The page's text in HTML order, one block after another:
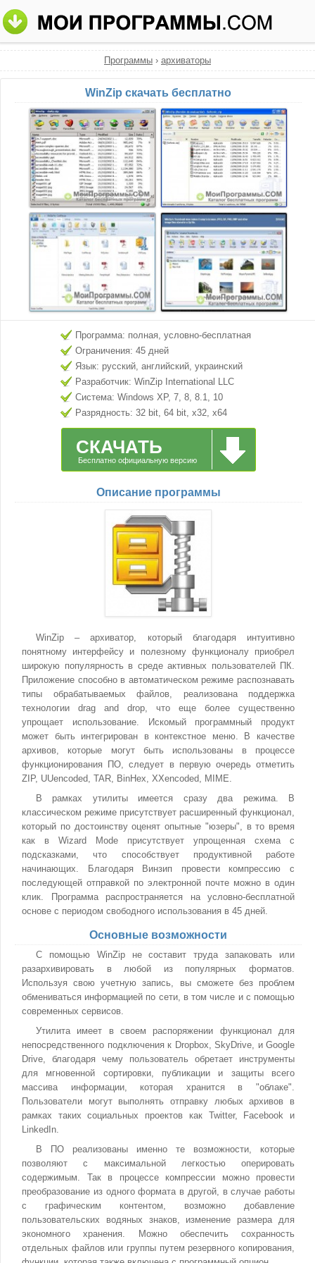
Программы › архиваторы
WinZip скачать бесплатно
Программа: полная, условно-бесплатная
Ограничения: 45 дней
Язык: русский, английский, украинский
Разработчик: WinZip International LLC
Система: Windows XP, 7, 8, 8.1, 10
Разрядность: 32 bit, 64 bit, x32, x64
СКАЧАТЬ
Бесплатно официальную версию
Описание программы
WinZip – архиватор, который благодаря интуитивно
понятному интерфейсу и полезному функционалу приобрел
широкую популярность в среде активных пользователей ПК.
Приложение способно в автоматическом режиме распознавать
типы обрабатываемых файлов, реализована поддержка
технологии drag and drop, что еще более существенно
упрощает использование. Искомый программный продукт
может быть интегрирован в контекстное меню. В качестве
архивов, которые могут быть использованы в процессе
функционирования ПО, следует в первую очередь отметить
ZIP, UUencoded, TAR, BinHex, XXencoded, MIME.
В рамках утилиты имеется сразу два режима. В
классическом режиме присутствует расширенный функционал,
который по достоинству оценят опытные "юзеры", в то время
как в Wizard Mode присутствует упрощенная схема с
подсказками, что способствует продуктивной работе
начинающих. Благодаря Винзип провести компрессию с
последующей отправкой по электронной почте можно в один
клик. Программа распространяется на условно-бесплатной
основе с периодом свободного использования в 45 дней.
Основные возможности
С помощью WinZip не составит труда запаковать или
разархивировать в любой из популярных форматов.
Используя свою учетную запись, вы сможете без проблем
обмениваться информацией по сети, в том числе и с помощью
современных сервисов.
Утилита имеет в своем распоряжении функционал для
непосредственного подключения к Dropbox, SkyDrive, и Google
Drive, благодаря чему пользователь обретает инструменты
для мгновенной сортировки, публикации и защиты всего
массива информации, которая хранится в "облаке".
Пользователи могут выполнять отправку любых архивов в
рамках таких социальных проектов как Twitter, Facebook и
LinkedIn.
В ПО реализованы именно те возможности, которые
позволяют с максимальной легкостью оперировать
содержимым. Так в процессе компрессии можно провести
преобразование из одного формата в другой, в случае работы
с графическим контентом, возможно добавление
пользовательских водяных знаков, изменение размера для
экономного хранения. Можно обеспечить сохранность
отдельных файлов или группы путем резервного копирования,